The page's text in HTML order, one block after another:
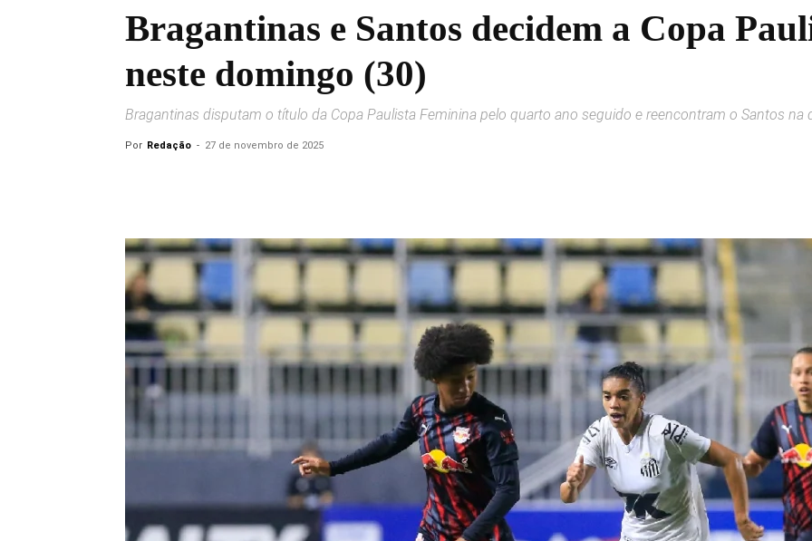
Bragantinas e Santos decidem a Copa
neste domingo (30)
Bragantinas disputam o título da Copa Paulista Feminina pelo quarto ano seguido e reencontram o Santos na
Por Redação - 27 de novembro de 2025